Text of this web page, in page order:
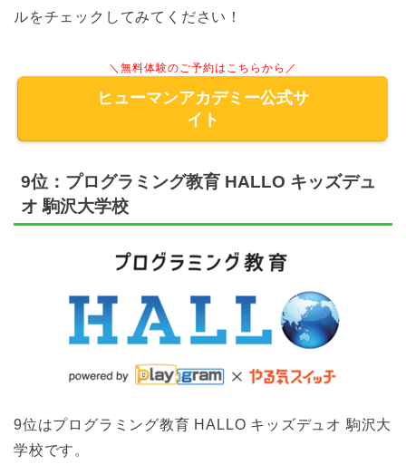
ルをチェックしてみてください！
＼無料体験のご予約はこちらから／
ヒューマンアカデミー公式サ
イト
9位：プログラミング教育 HALLO キッズデュ
オ 駒沢大学校
9位はプログラミング教育 HALLO キッズデュオ 駒沢大
学校です。